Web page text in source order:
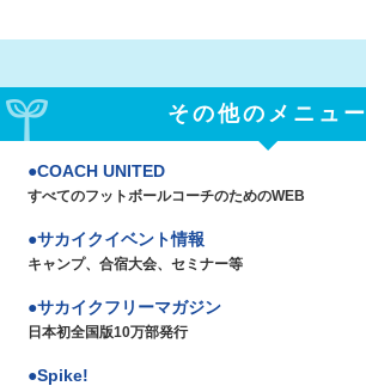
その他のメニュー
COACH UNITED
すべてのフットボールコーチのためのWEB
サカイクイベント情報
キャンプ、合宿大会、セミナー等
サカイクフリーマガジン
日本初全国版10万部発行
Spike!